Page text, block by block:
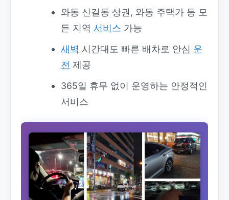
와동 신길동 상권, 와동 주택가 등 모
든 지역 서비스 가능
새벽 시간대도 빠른 배차로 안심 운
전 제공
365일 휴무 없이 운영하는 안정적인
서비스